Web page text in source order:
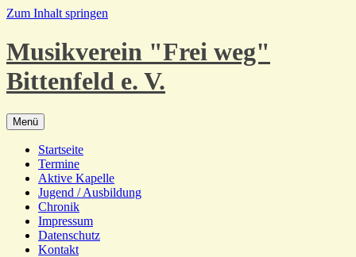
Zum Inhalt springen
Musikverein "Frei weg"
Bittenfeld e. V.
Menü
Startseite
Termine
Aktive Kapelle
Jugend / Ausbildung
Chronik
Impressum
Datenschutz
Kontakt